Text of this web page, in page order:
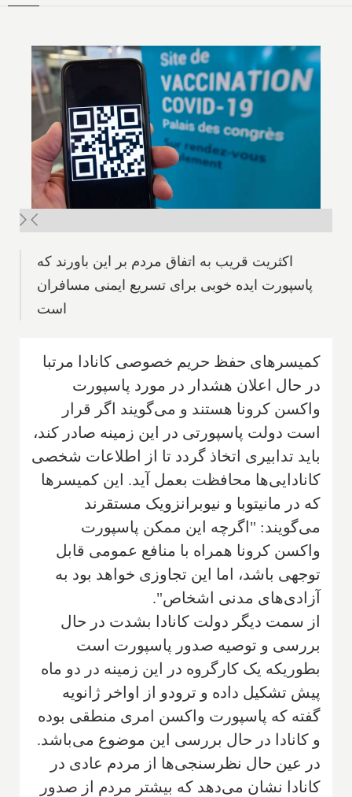
اکثریت قریب به اتفاق مردم بر این باورند که
پاسپورت ایده خوبی برای تسریع ایمنی مسافران
است
کمیسرهای حفظ حریم خصوصی کانادا مرتبا
در حال اعلان هشدار در مورد پاسپورت
واکسن کرونا هستند و می‌گویند اگر قرار
است دولت پاسپورتی در این زمینه صادر کند،
باید تدابیری اتخاذ گردد تا از اطلاعات شخصی
کانادایی‌ها محافظت بعمل آید. این کمیسرها
که در مانیتوبا و نیوبرانزویک مستقرند
می‌گویند: "اگرچه این ممکن پاسپورت
واکسن کرونا همراه با منافع عمومی قابل
توجهی باشد، اما این تجاوزی خواهد بود به
آزادی‌های مدنی اشخاص".
از سمت دیگر دولت کانادا بشدت در حال
بررسی و توصیه صدور پاسپورت است
بطوریکه یک کارگروه در این زمینه در دو ماه
پیش تشکیل داده و ترودو از اواخر ژانویه
گفته که پاسپورت واکسن امری منطقی بوده
و کانادا در حال بررسی این موضوع می‌باشد.
در عین حال نظرسنجی‌ها از مردم عادی در
کانادا نشان می‌دهد که بیشتر مردم از صدور